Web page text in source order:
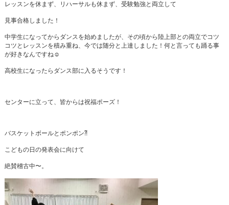
レッスンを休まず、リハーサルも休まず、受験勉強と両立して
見事合格しました！
中学生になってからダンスを始めましたが、その頃から陸上部との両立でコツ
コツとレッスンを積み重ね、今では随分と上達しました！何と言っても踊る事
が好きなんですね☺️
高校生になったらダンス部に入るそうです！
センターに立って、皆からは祝福ポーズ！
バスケットボールとポンポン⁈
こどもの日の発表会に向けて
絶賛稽古中〜。